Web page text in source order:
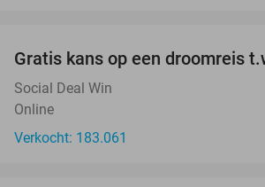
Gratis kans op een droomreis
Social Deal Win
Online
Verkocht: 183.061